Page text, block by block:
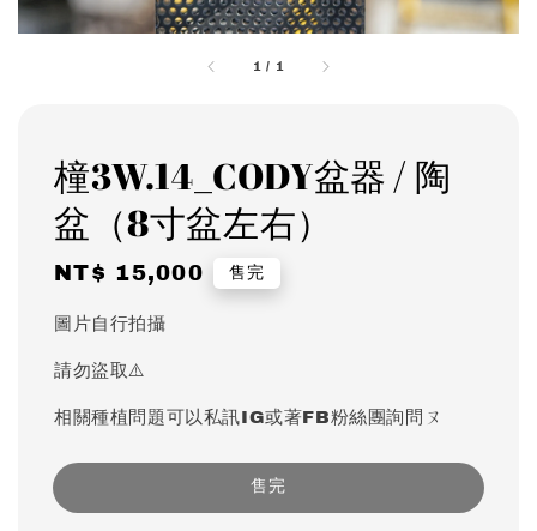
1 / 1
橦3W.14_CODY盆器 / 陶
盆（8寸盆左右）
Regular
NT$ 15,000 售完
圖片自行拍攝
請勿盜取⚠️
相關種植問題可以私訊IG或著FB粉絲團詢問ㄡ
售完